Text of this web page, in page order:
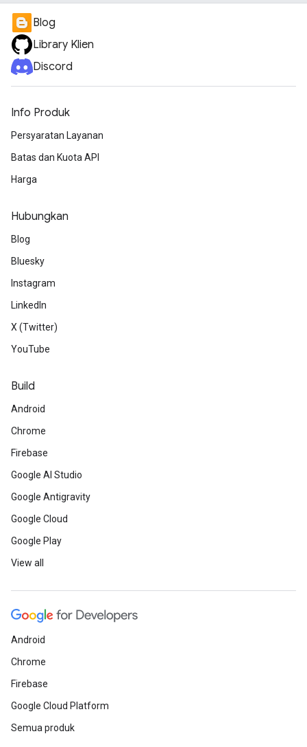
Blog
Library Klien
Discord
Info Produk
Persyaratan Layanan
Batas dan Kuota API
Harga
Hubungkan
Blog
Bluesky
Instagram
LinkedIn
X (Twitter)
YouTube
Build
Android
Chrome
Firebase
Google AI Studio
Google Antigravity
Google Cloud
Google Play
View all
Android
Chrome
Firebase
Google Cloud Platform
Semua produk